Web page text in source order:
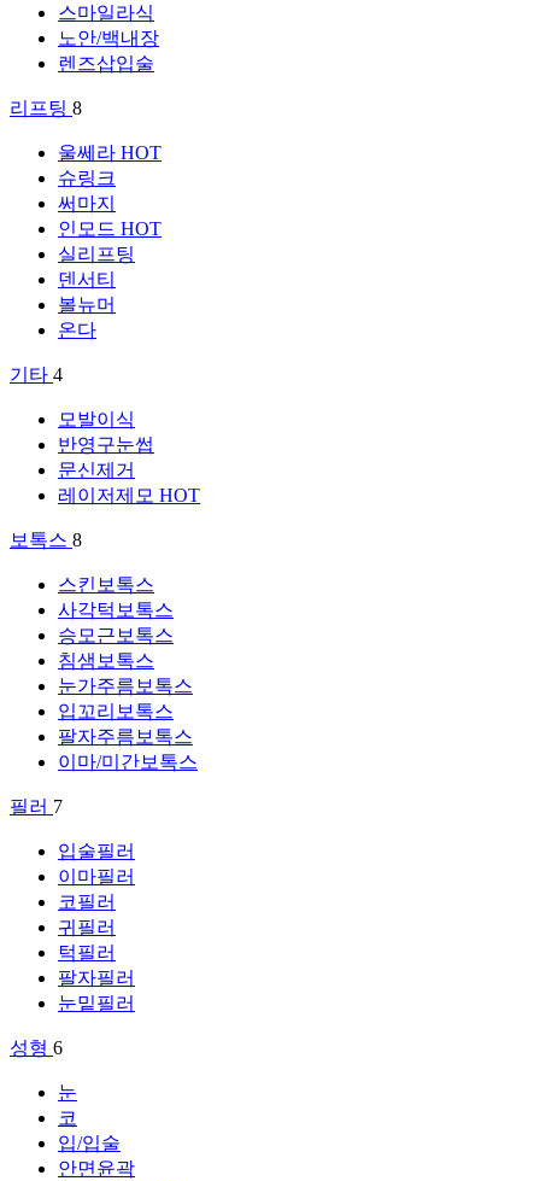
스마일라식
노안/백내장
렌즈삽입술
리프팅 8
울쎄라 HOT
슈링크
써마지
인모드 HOT
실리프팅
덴서티
볼뉴머
온다
기타 4
모발이식
반영구눈썹
문신제거
레이저제모 HOT
보톡스 8
스킨보톡스
사각턱보톡스
승모근보톡스
침샘보톡스
눈가주름보톡스
입꼬리보톡스
팔자주름보톡스
이마/미간보톡스
필러 7
입술필러
이마필러
코필러
귀필러
턱필러
팔자필러
눈밑필러
성형 6
눈
코
입/입술
안면윤곽